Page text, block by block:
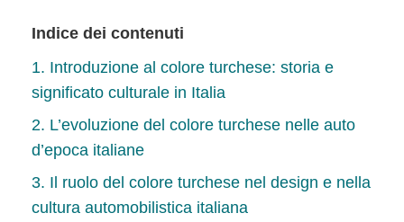
Indice dei contenuti
1. Introduzione al colore turchese: storia e
significato culturale in Italia
2. L’evoluzione del colore turchese nelle auto
d’epoca italiane
3. Il ruolo del colore turchese nel design e nella
cultura automobilistica italiana